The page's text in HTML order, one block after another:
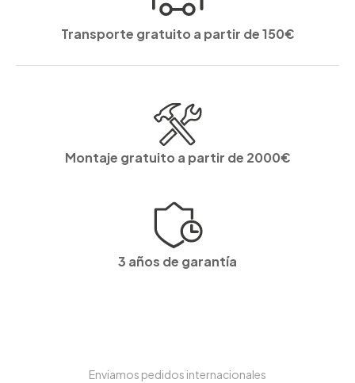
Transporte gratuito a partir de 150€
Montaje gratuito a partir de 2000€
3 años de garantía
Enviamos pedidos internacionales